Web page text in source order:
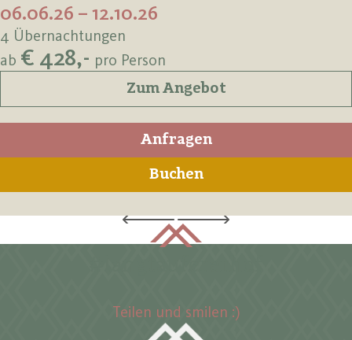
06.06.26 – 12.10.26
4 Übernachtungen
ab € 428,- pro Person
Zum Angebot
Anfragen
Buchen
Teilen und smilen :)